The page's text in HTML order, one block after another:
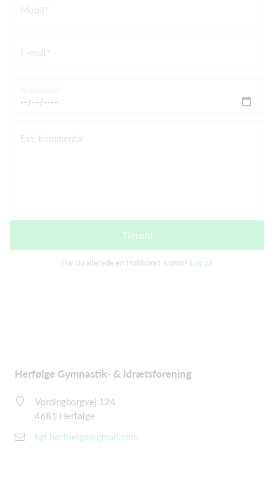
Mobil
E-mail
Evt. kommentar
Tilmeld
Har du allerede en Holdsport-konto? Log på
Herfølge Gymnastik- & Idrætsforening
Vordingborgvej 124
4681 Herfølge
hgi.herfoelge@gmail.com